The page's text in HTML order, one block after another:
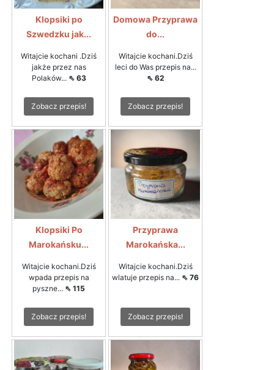
Klopsiki po
Szwedzku jak...
Witajcie kochani .Dziś
jakże przez nas
Polaków... ⇖ 63
Zobacz przepis!
Domowa Przyprawa
do...
Witajcie kochani.Dziś
leci do Was przepis na...
⇖ 62
Zobacz przepis!
Klopsiki Po
Marokańsku...
Witajcie kochani.Dziś
wpada przepis na
pyszne... ⇖ 115
Zobacz przepis!
Przyprawa
Marokańska...
Witajcie kochani.Dziś
wlatuje przepis na... ⇖ 76
Zobacz przepis!